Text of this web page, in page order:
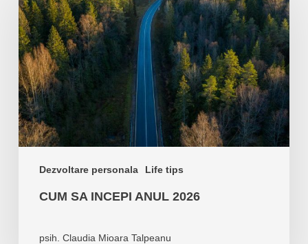
Dezvoltare personala Life tips
incepi
anul
2026
CUM SA INCEPI ANUL 2026
psih. Claudia Mioara Talpeanu